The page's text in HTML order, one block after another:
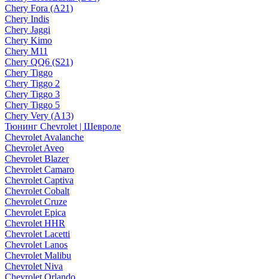
Chery Fora (A21)
Chery Indis
Chery Jaggi
Chery Kimo
Chery M11
Chery QQ6 (S21)
Chery Tiggo
Chery Tiggo 2
Chery Tiggo 3
Chery Tiggo 5
Chery Very (A13)
Тюнинг Chevrolet | Шевроле
Chevrolet Avalanche
Chevrolet Aveo
Chevrolet Blazer
Chevrolet Camaro
Chevrolet Captiva
Chevrolet Cobalt
Chevrolet Cruze
Chevrolet Epica
Chevrolet HHR
Chevrolet Lacetti
Chevrolet Lanos
Chevrolet Malibu
Chevrolet Niva
Chevrolet Orlando